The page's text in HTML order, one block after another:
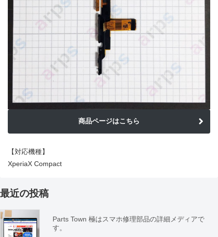
商品ページはこちら
【対応機種】
XperiaX Compact
最近の投稿
Parts Town 極はスマホ修理部品の詳細メディアで
す。